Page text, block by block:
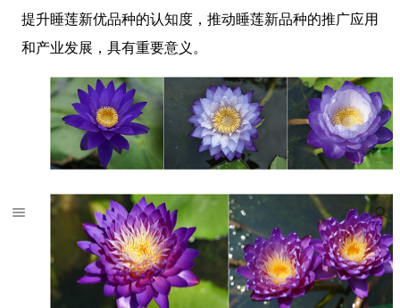
提升睡莲新优品种的认知度，推动睡莲新品种的推广应用
和产业发展，具有重要意义。